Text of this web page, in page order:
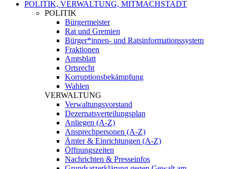
POLITIK, VERWALTUNG, MITMACHSTADT
POLITIK
Bürgermeister
Rat und Gremien
Bürger*innen- und Ratsinformationssystem
Fraktionen
Amtsblatt
Ortsrecht
Korruptionsbekämpfung
Wahlen
VERWALTUNG
Verwaltungsvorstand
Dezernatsverteilungsplan
Anliegen (A-Z)
Ansprechpersonen (A-Z)
Ämter & Einrichtungen (A-Z)
Öffnungszeiten
Nachrichten & Presseinfos